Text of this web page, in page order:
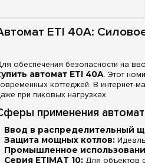
ETI 40A:
обеспечения безопасности на
автомат ETI 40A. Этот
коттеджей. В интернет-
при пиковых нагрузках.
применения
Ввод в распределительный
Защита мощных котлов:
Промышленное
Серия ETIMAT 10:Для объектов